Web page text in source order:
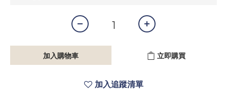
加入購物車 立即購買
加入追蹤清單